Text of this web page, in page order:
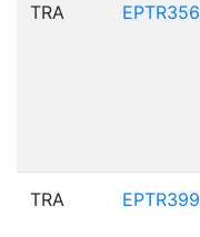
TRA EPTR356
TRA EPTR399